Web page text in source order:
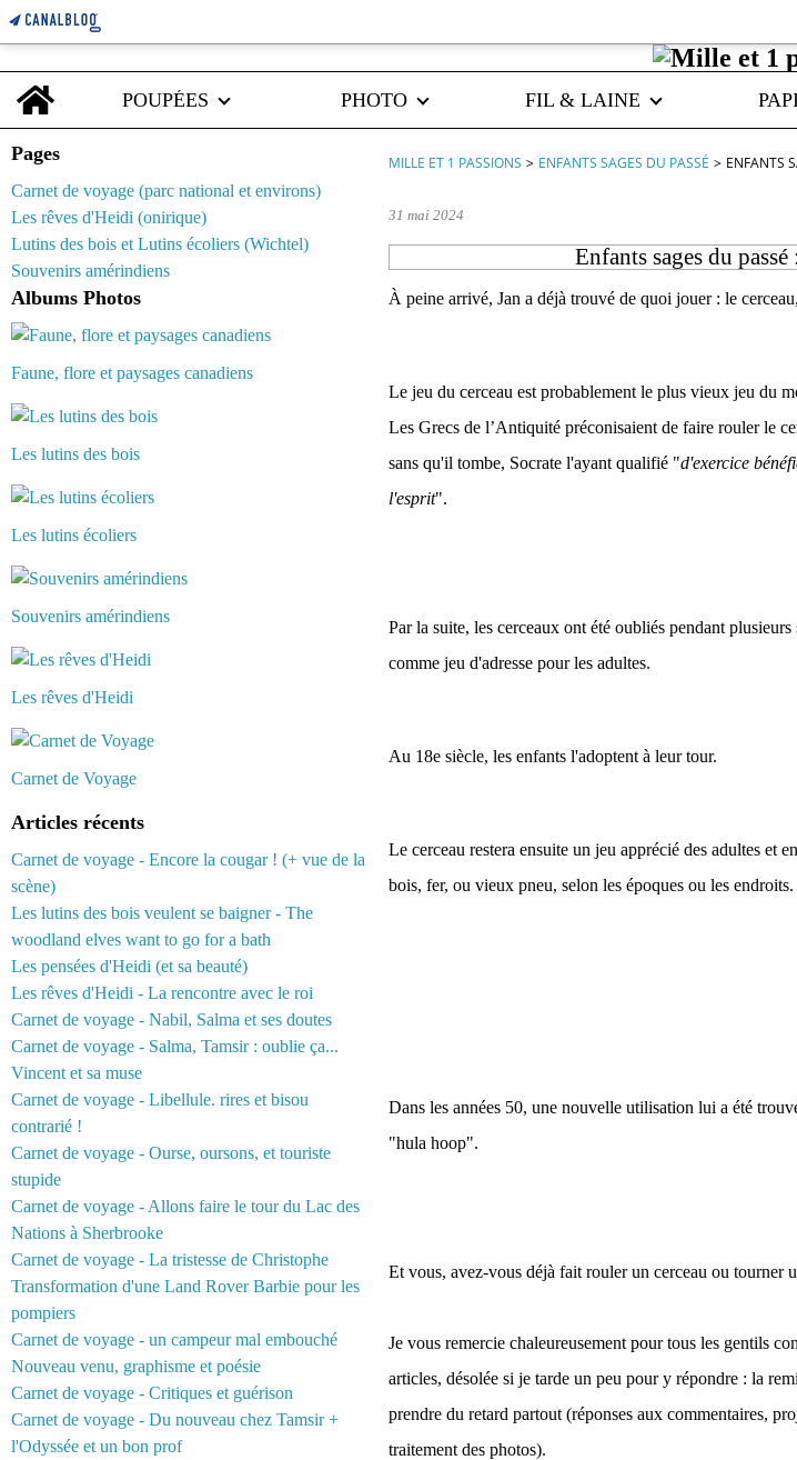
Home
POUPÉES
PHOTO FIL & LAINE
Pages
Carnet de voyage (parc national et environs)
Les rêves d'Heidi (onirique)
Lutins des bois et Lutins écoliers (Wichtel)
Souvenirs amérindiens
Albums Photos
Faune, flore et paysages canadiens
Les lutins des bois
Les lutins écoliers
Souvenirs amérindiens
Les rêves d'Heidi
Carnet de Voyage
Articles récents
Carnet de voyage - Encore la cougar ! (+ vue de la
scène)
Les lutins des bois veulent se baigner - The
woodland elves want to go for a bath
Les pensées d'Heidi (et sa beauté)
Les rêves d'Heidi - La rencontre avec le roi
Carnet de voyage - Nabil, Salma et ses doutes
Carnet de voyage - Salma, Tamsir : oublie ça...
Vincent et sa muse
Carnet de voyage - Libellule. rires et bisou
contrarié !
Carnet de voyage - Ourse, oursons, et touriste
stupide
Carnet de voyage - Allons faire le tour du Lac des
Nations à Sherbrooke
Carnet de voyage - La tristesse de Christophe
Transformation d'une Land Rover Barbie pour les
pompiers
Carnet de voyage - un campeur mal embouché
Nouveau venu, graphisme et poésie
Carnet de voyage - Critiques et guérison
Carnet de voyage - Du nouveau chez Tamsir +
l'Odyssée et un bon prof
MILLE ET 1 PASSIONS > ENFANTS SAGES DU PASSÉ > ENFANTS
31 mai 2024
Enfants sages du passé
À peine arrivé, Jan a déjà trouvé de quoi jouer : le
Le jeu du cerceau est probablement le plus vieux jeu du
Les Grecs de l’Antiquité préconisaient de faire rouler le
sans qu'il tombe, Socrate l'ayant qualifié "d'exercice
l'esprit".
Par la suite, les cerceaux ont été oubliés pendant
comme jeu d'adresse pour les adultes.
Au 18e siècle, les enfants l'adoptent à leur tour.
Le cerceau restera ensuite un jeu apprécié des adultes et
bois, fer, ou vieux pneu, selon les époques ou les endroits.
Dans les années 50, une nouvelle utilisation lui a été
"hula hoop".
Et vous, avez-vous déjà fait rouler un cerceau ou tourner
Je vous remercie chaleureusement pour tous les gentils
articles, désolée si je tarde un peu pour y répondre : la
prendre du retard partout (réponses aux commentaires,
traitement des photos).